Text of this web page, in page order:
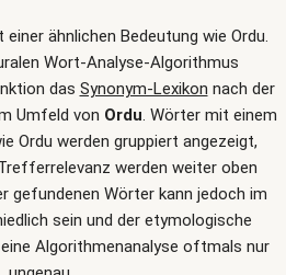
ähnlichen Bedeutung wie Ordu.
Wort-Analyse-Algorithmus
das Synonym-Lexikon nach der
Umfeld von Ordu. Wörter mit einem
Ordu werden gruppiert angezeigt,
werden weiter oben
gefundenen Wörter kann jedoch im
sein und der etymologische
Algorithmenanalyse oftmals nur